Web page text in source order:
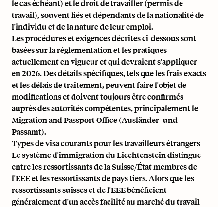
le cas échéant) et le droit de travailler (permis de
travail), souvent liés et dépendants de la nationalité de
l'individu et de la nature de leur emploi.
Les procédures et exigences décrites ci-dessous sont
basées sur la réglementation et les pratiques
actuellement en vigueur et qui devraient s'appliquer
en 2026. Des détails spécifiques, tels que les frais exacts
et les délais de traitement, peuvent faire l'objet de
modifications et doivent toujours être confirmés
auprès des autorités compétentes, principalement le
Migration and Passport Office (Ausländer- und
Passamt).
Types de visa courants pour les travailleurs étrangers
Le système d'immigration du Liechtenstein distingue
entre les ressortissants de la Suisse/État membres de
l'EEE et les ressortissants de pays tiers. Alors que les
ressortissants suisses et de l'EEE bénéficient
généralement d'un accès facilité au marché du travail